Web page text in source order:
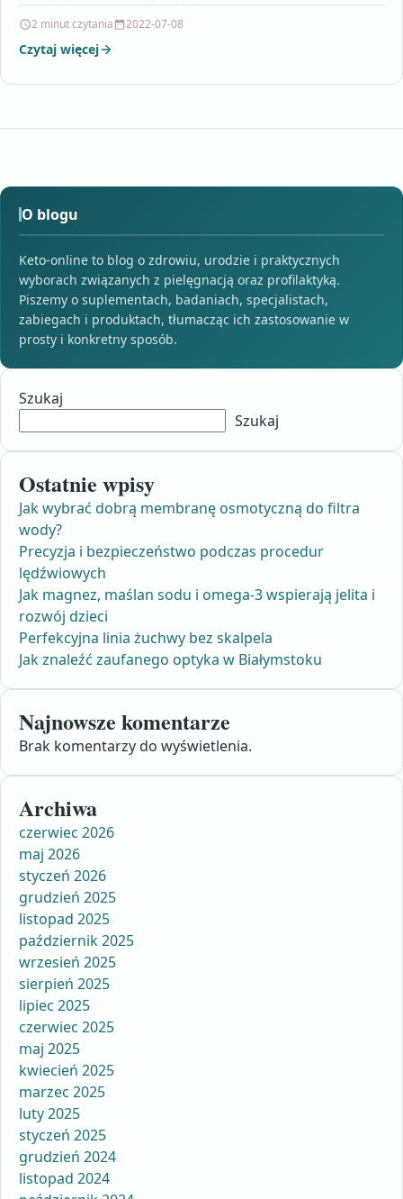
2 minut czytania 2022-07-08
Czytaj więcej
O blogu
Keto-online to blog o zdrowiu, urodzie i praktycznych
wyborach związanych z pielęgnacją oraz profilaktyką.
Piszemy o suplementach, badaniach, specjalistach,
zabiegach i produktach, tłumacząc ich zastosowanie w
prosty i konkretny sposób.
Szukaj
Szukaj
Ostatnie wpisy
Jak wybrać dobrą membranę osmotyczną do filtra
wody?
Precyzja i bezpieczeństwo podczas procedur
lędźwiowych
Jak magnez, maślan sodu i omega-3 wspierają jelita i
rozwój dzieci
Perfekcyjna linia żuchwy bez skalpela
Jak znaleźć zaufanego optyka w Białymstoku
Najnowsze komentarze
Brak komentarzy do wyświetlenia.
Archiwa
czerwiec 2026
maj 2026
styczeń 2026
grudzień 2025
listopad 2025
październik 2025
wrzesień 2025
sierpień 2025
lipiec 2025
czerwiec 2025
maj 2025
kwiecień 2025
marzec 2025
luty 2025
styczeń 2025
grudzień 2024
listopad 2024